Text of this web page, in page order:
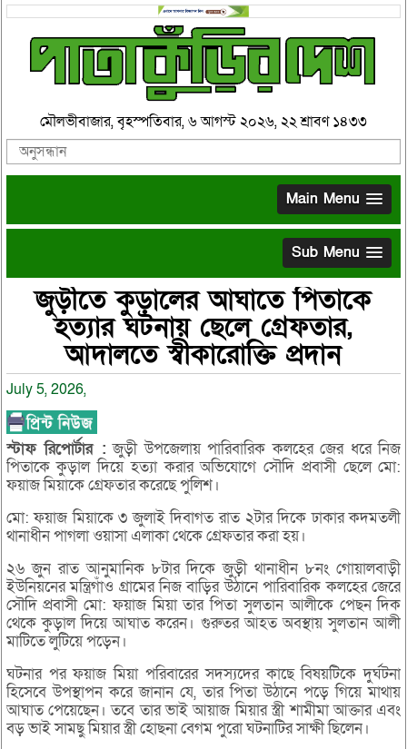
মৌলভীবাজার, বৃহস্পতিবার, ৬ আগস্ট ২০২৬, ২২ শ্রাবণ ১৪৩৩
Main Menu
Sub Menu
জুড়ীতে কুড়ালের আঘাতে পিতাকে
হত্যার ঘটনায় ছেলে গ্রেফতার,
আদালতে স্বীকারোক্তি প্রদান
July 5, 2026,
স্টাফরিপোর্টার : জুড়ী উপজেলায় পারিবারিক কলহের জের ধরে নিজ
পিতাকে কুড়াল দিয়ে হত্যা করার অভিযোগে সৌদি প্রবাসী ছেলে মো:
ফয়াজ মিয়াকে গ্রেফতার করেছে পুলিশ।
মো: ফয়াজ মিয়াকে ৩ জুলাই দিবাগত রাত ২টার দিকে ঢাকার কদমতলী
থানাধীন পাগলা ওয়াসা এলাকা থেকে গ্রেফতার করা হয়।
২৬ জুন রাত আনুমানিক ৮টার দিকে জুড়ী থানাধীন ৮নং গোয়ালবাড়ী
ইউনিয়নের মন্ত্রিগাঁও গ্রামের নিজ বাড়ির উঠানে পারিবারিক কলহের জেরে
সৌদি প্রবাসী মো: ফয়াজ মিয়া তার পিতা সুলতান আলীকে পেছন দিক
থেকে কুড়াল দিয়ে আঘাত করেন। গুরুতর আহত অবস্থায় সুলতান আলী
মাটিতে লুটিয়ে পড়েন।
ঘটনার পর ফয়াজ মিয়া পরিবারের সদস্যদের কাছে বিষয়টিকে দুর্ঘটনা
হিসেবে উপস্থাপন করে জানান যে, তার পিতা উঠানে পড়ে গিয়ে মাথায়
আঘাত পেয়েছেন। তবে তার ভাই আয়াজ মিয়ার স্ত্রী শামীমা আক্তার এবং
বড় ভাই সামছু মিয়ার স্ত্রী হোছনা বেগম পুরো ঘটনাটির সাক্ষী ছিলেন।